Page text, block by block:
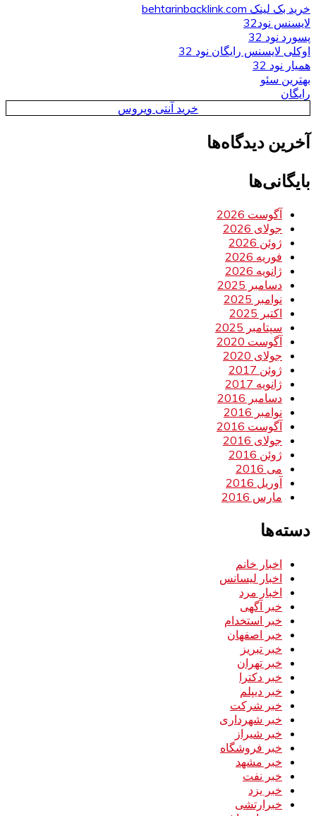
خرید بک لینک behtarinbacklink.com
لایسنس نود32
پسورد نود 32
اوکلی لایسنس رایگان نود 32
همیار نود 32
بهترین سئو
رایگان
خرید آنتی ویروس
آخرین دیدگاه‌ها
بایگانی‌ها
آگوست 2026
جولای 2026
ژوئن 2026
فوریه 2026
ژانویه 2026
دسامبر 2025
نوامبر 2025
اکتبر 2025
سپتامبر 2025
آگوست 2020
جولای 2020
ژوئن 2017
ژانویه 2017
دسامبر 2016
نوامبر 2016
آگوست 2016
جولای 2016
ژوئن 2016
می 2016
آوریل 2016
مارس 2016
دسته‌ها
اخبار خانم
اخبار لیسانس
اخبار مرد
خبر آگهی
خبر استخدام
خبر اصفهان
خبر تبریز
خبر تهران
خبر دکترا
خبر دیپلم
خبر شرکت
خبر شهرداری
خبر شیراز
خبر فروشگاه
خبر مشهد
خبر نفت
خبر یزد
خبرارتشی